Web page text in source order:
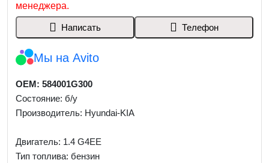
менеджера.
Написать Телефон
Мы на Avito
OEM: 584001G300
Состояние: б/у
Производитель: Hyundai-KIA
Двигатель: 1.4 G4EE
Тип топлива: бензин